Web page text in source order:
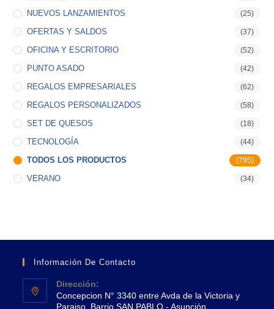
NUEVOS LANZAMIENTOS (25)
OFERTAS Y SALDOS (37)
OFICINA Y ESCRITORIO (52)
PUNTO ASADO (42)
REGALOS EMPRESARIALES (62)
REGALOS PERSONALIZADOS (58)
SET DE QUESOS (18)
TECNOLOGÍA (44)
TODOS LOS PRODUCTOS (795)
VERANO (34)
Información De Contacto
Dirección:
Concepcion N° 3340 entre Avda de la Victoria y
Paraiso, Barrio SAN PABLO - Asunción